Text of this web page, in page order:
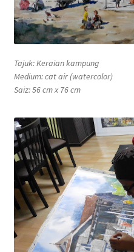
Tajuk: Keraian kampung
Medium: cat air (watercolor)
Saiz: 56 cm x 76 cm